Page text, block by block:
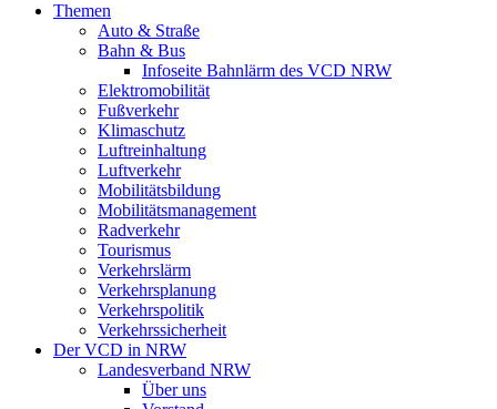
Themen
Auto & Straße
Bahn & Bus
Infoseite Bahnlärm des VCD NRW
Elektromobilität
Fußverkehr
Klimaschutz
Luftreinhaltung
Luftverkehr
Mobilitätsbildung
Mobilitätsmanagement
Radverkehr
Tourismus
Verkehrslärm
Verkehrsplanung
Verkehrspolitik
Verkehrssicherheit
Der VCD in NRW
Landesverband NRW
Über uns